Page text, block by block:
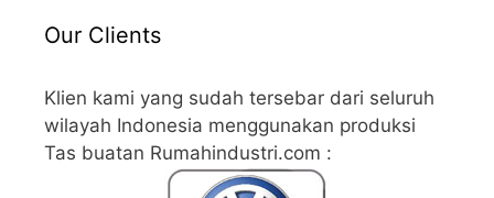
Our Clients
Klien kami yang sudah tersebar dari seluruh
wilayah Indonesia menggunakan produksi
Tas buatan Rumahindustri.com :